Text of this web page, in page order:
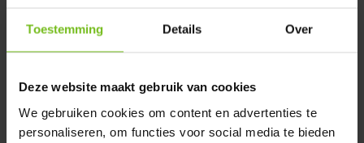
Toestemming Details Over
Deze website maakt gebruik van cookies
We gebruiken cookies om content en advertenties te
personaliseren, om functies voor social media te bieden
Specificaties